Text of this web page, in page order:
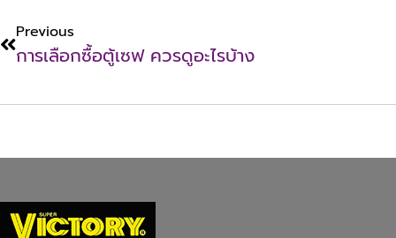
Previous
การเลือกซื้อตู้เซฟ ควรดูอะไรบ้าง